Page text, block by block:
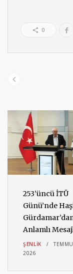
0
253’üncü İTÜ
Günü’nde
Anlamlı
ŞENLIK
2026